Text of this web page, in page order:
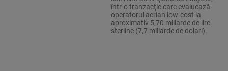
într-o tranzacţie care evaluează
operatorul aerian low-cost la
aproximativ 5,70 miliarde de lire
sterline (7,7 miliarde de dolari).